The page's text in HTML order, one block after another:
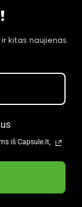
!
kitas naujienas.
iš Capsule.lt,